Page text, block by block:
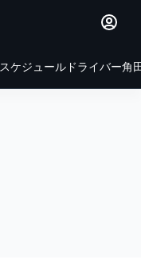
スケジュール ドライバー角